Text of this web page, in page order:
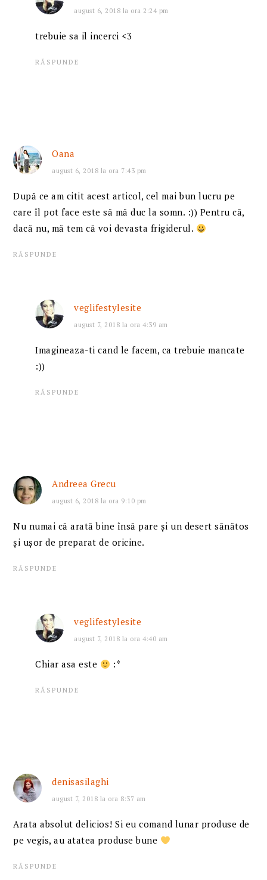
august 6, 2018 la ora 2:24 pm
trebuie sa il incerci <3
RĂSPUNDE
Oana
august 6, 2018 la ora 7:43 pm
După ce am citit acest articol, cel mai bun lucru pe
care îl pot face este să mă duc la somn. :)) Pentru că,
dacă nu, mă tem că voi devasta frigiderul.
RĂSPUNDE
veglifestylesite
august 7, 2018 la ora 4:39 am
Imagineaza-ti cand le facem, ca trebuie mancate
:))
RĂSPUNDE
Andreea Grecu
august 6, 2018 la ora 9:10 pm
Nu numai că arată bine însă pare și un desert sănătos
și ușor de preparat de oricine.
RĂSPUNDE
veglifestylesite
august 7, 2018 la ora 4:40 am
Chiar asa este :*
RĂSPUNDE
denisasilaghi
august 7, 2018 la ora 8:37 am
Arata absolut delicios! Si eu comand lunar produse de
pe vegis, au atatea produse bune
RĂSPUNDE